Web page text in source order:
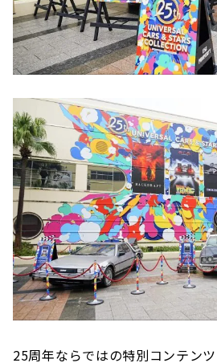
25周年ならではの特別コンテン